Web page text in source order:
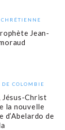
Jean-
DE COLOMBIE
Jésus-Christ
la nouvelle
d’Abelardo de